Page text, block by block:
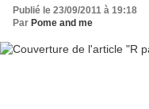
Publié le 23/09/2011 à 19:18
Par Pome and me